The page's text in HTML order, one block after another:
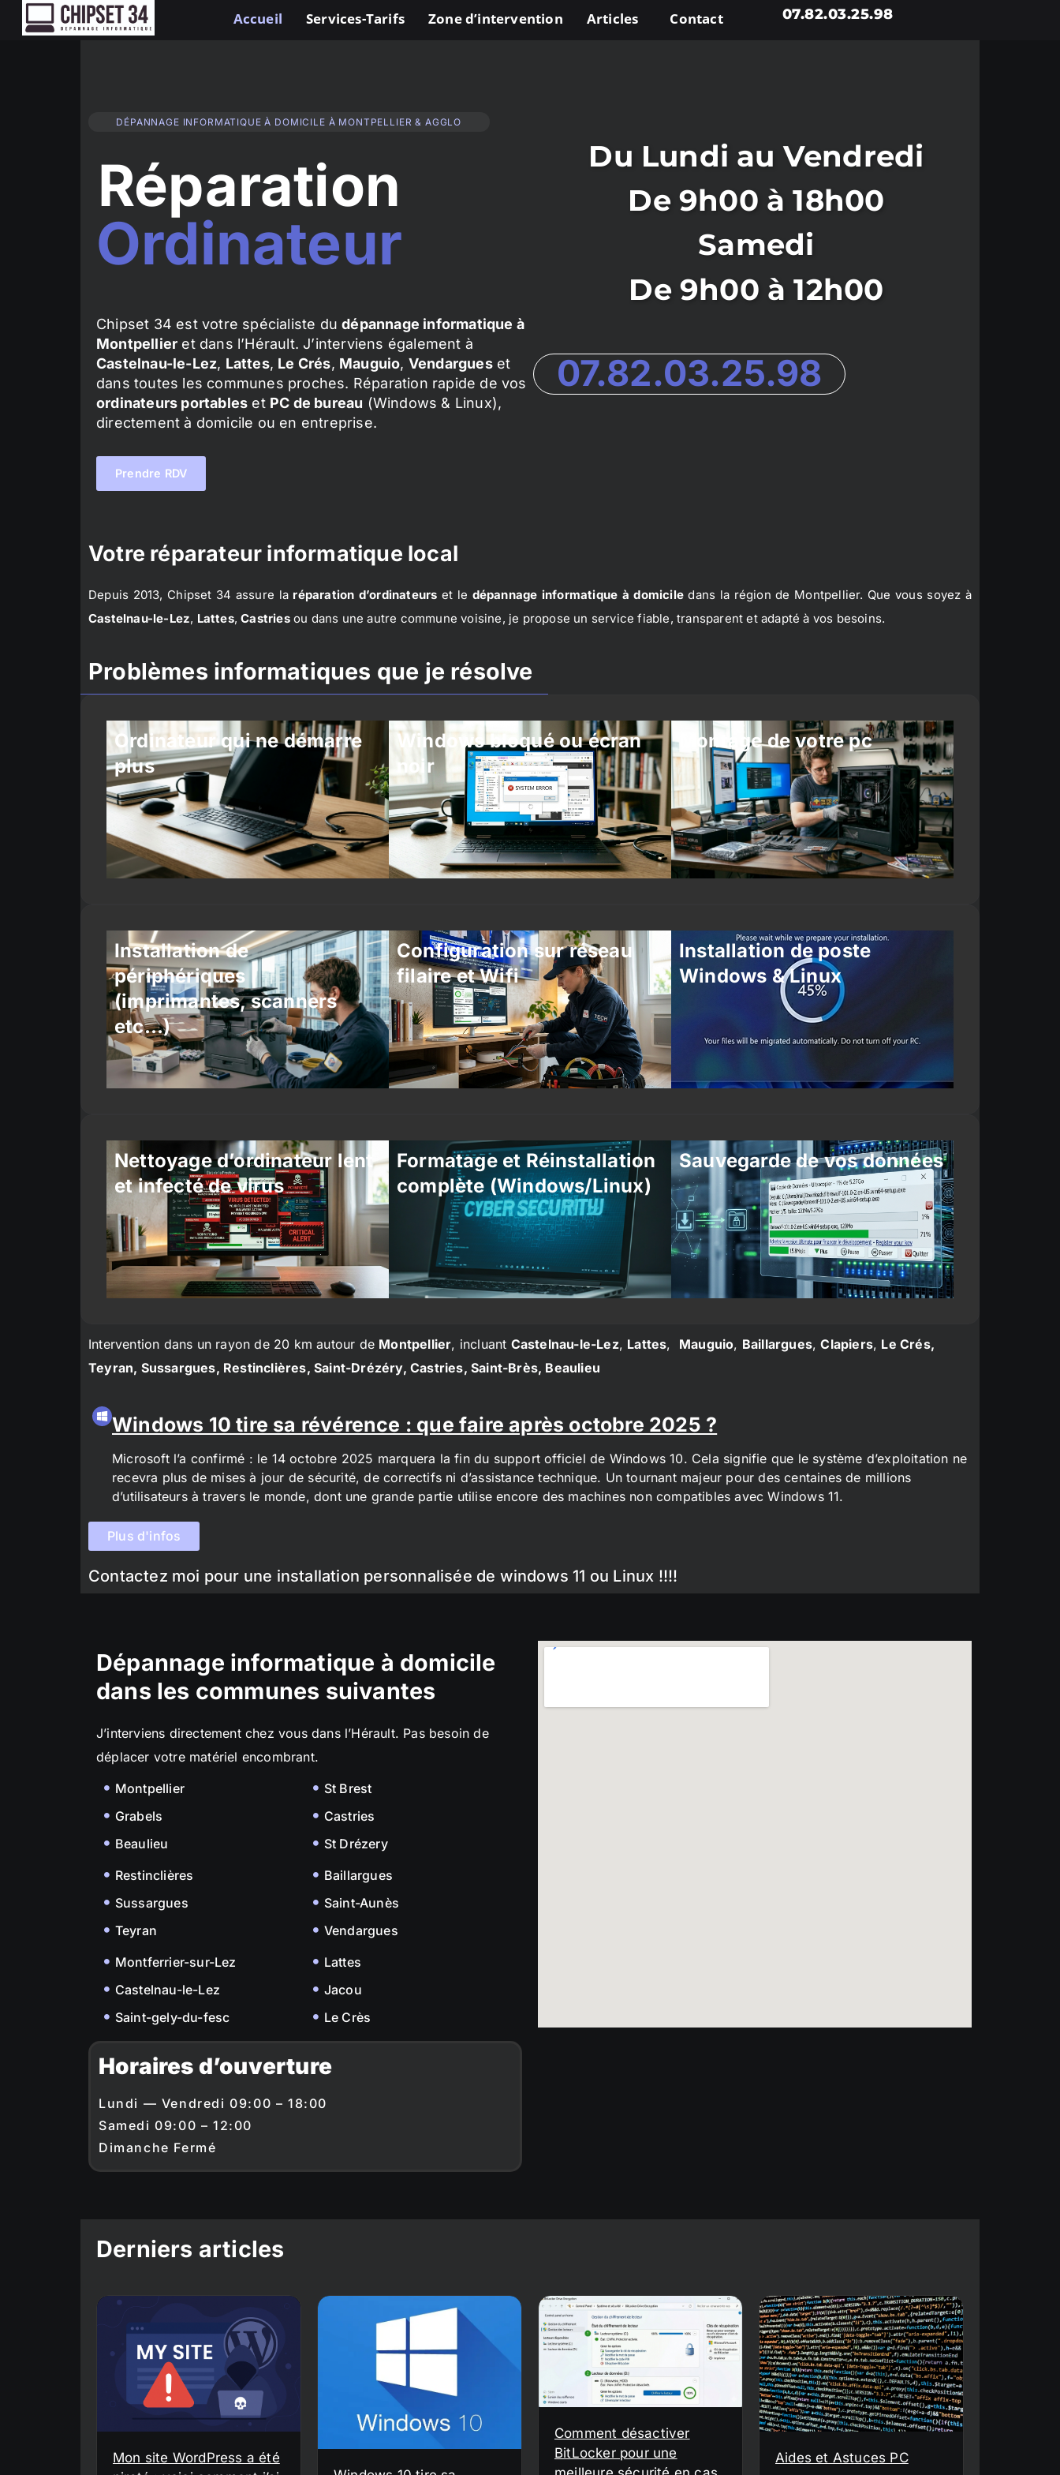
Accueil Services-Tarifs Zone d’intervention Articles Contact 07.82.03.25.98
DÉPANNAGE INFORMATIQUE À DOMICILE À MONTPELLIER & AGGLO
Réparation
Ordinateur
Chipset 34 est votre spécialiste dudépannage informatique à
Montpellier et dans l’Hérault. J’interviens également à
Castelnau-le-Lez, Lattes, Le Crés, Mauguio, Vendargueset
dans toutes les communes proches. Réparation rapide de vos
ordinateurs portables et PC de bureau (Windows & Linux),
directement à domicile ou en entreprise.
Prendre RDV
Du Lundi au Vendredi
De 9h00 à 18h00
Samedi
De 9h00 à 12h00
07.82.03.25.98
Votre réparateur informatique local
Depuis 2013, Chipset 34 assure la réparation d’ordinateurs et le dépannage informatique à domicile dans la région de Montpellier. Que vous soyez à
Castelnau-le-Lez, Lattes,Castriesou dans une autre commune voisine, je propose un service fiable, transparent et adapté à vos besoins.
Problèmes informatiques que je résolve
Ordinateur qui ne démarre
plus
Windows bloqué ou écran
noir
Montage de votre pc
Installation de
périphériques
(imprimantes, scanners
etc…)
Configuration sur réseau
filaire et Wifi
Installation de poste
Windows & Linux
Nettoyage d’ordinateur lent
et infecté de virus
Formatage et Réinstallation
complète (Windows/Linux)
Sauvegarde de vos données
Intervention dans un rayon de 20 km autour de Montpellier, incluant Castelnau-le-Lez, Lattes, Mauguio, Baillargues,Clapiers, Le Crés,
Teyran, Sussargues, Restinclières, Saint-Drézéry, Castries, Saint-Brès, Beaulieu
Windows 10 tire sa révérence : que faire après octobre 2025 ?
Microsoft l’a confirmé : le 14 octobre 2025 marquera la fin du support officiel de Windows 10. Cela signifie que le système d’exploitation ne
recevra plus de mises à jour de sécurité, de correctifs ni d’assistance technique. Un tournant majeur pour des centaines de millions
d’utilisateurs à travers le monde, dont une grande partie utilise encore des machines non compatibles avec Windows 11.
Plus d'infos
Contactez moi pour une installation personnalisée de windows 11 ou Linux !!!!
Dépannage informatique à domicile
dans les communes suivantes
J’interviens directement chez vous dans l’Hérault. Pas besoin de
déplacer votre matériel encombrant.
Montpellier
Grabels
Beaulieu
St Brest
Castries
St Drézery
Restinclières
Sussargues
Teyran
Baillargues
Saint-Aunès
Vendargues
Montferrier-sur-Lez
Castelnau-le-Lez
Saint-gely-du-fesc
Lattes
Jacou
Le Crès
Horaires d’ouverture
Lundi — Vendredi 09:00 – 18:00
Samedi 09:00 – 12:00
Dimanche Fermé
Derniers articles
Mon site WordPress a été
Comment désactiver
BitLocker pour une
Aides et Astuces PC